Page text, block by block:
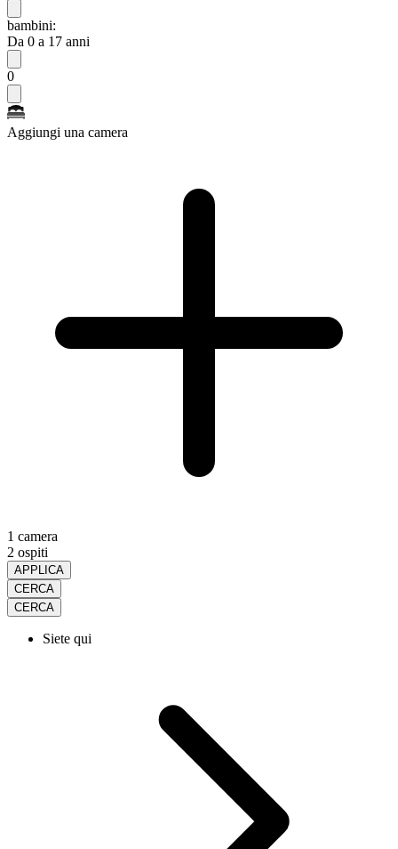
bambini:
Da 0 a 17 anni
0
Aggiungi una camera
1 camera
2 ospiti
APPLICA
CERCA
CERCA
Siete qui